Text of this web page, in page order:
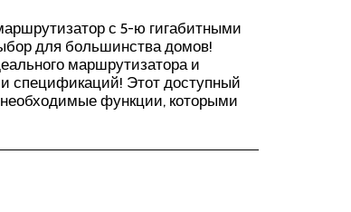
с 5-ю гигабитными
для большинства домов!
маршрутизатора и
спецификаций! Этот доступный
функции, которыми